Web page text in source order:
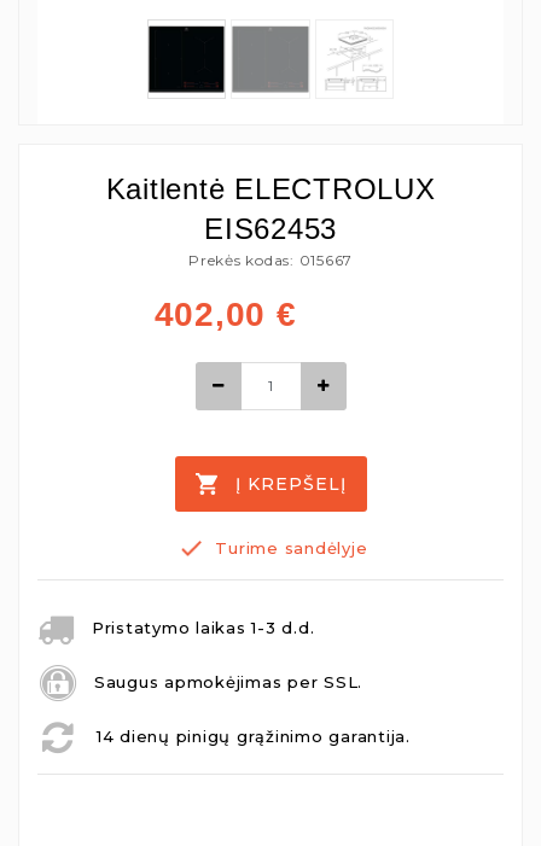
Kaitlentė ELECTROLUX
EIS62453
Prekės kodas: 015667
402,00 €
Į KREPŠELĮ
Turime sandėlyje
Pristatymo laikas 1-3 d.d.
Saugus apmokėjimas per SSL.
14 dienų pinigų grąžinimo garantija.